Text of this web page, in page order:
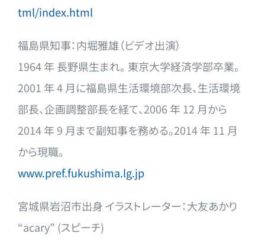
tml/index.html
福島県知事：内堀雅雄（ビデオ出演）
1964 年 長野県生まれ。 東京大学経済学部卒業。
2001 年 4 月に福島県生活環境部次長、生活環境
部長、企画調整部長を経て、2006 年 12 月から
2014 年 9 月まで副知事を務める。2014 年 11 月
から現職。
www.pref.fukushima.lg.jp
宮城県岩沼市出身 イラストレーター：大友あかり
“acary” (スピーチ)